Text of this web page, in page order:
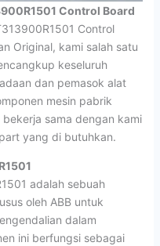
Control Board
Control
Original, kami salah satu
keseluruh
dan pemasok alat
mesin pabrik
sama dengan kami
yang di butuhkan.
adalah sebuah
oleh ABB untuk
dalam
ini berfungsi sebagai